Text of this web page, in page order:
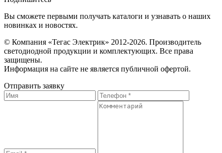
Вы сможете первыми получать каталоги и узнавать о наших
новинках и новостях.
© Компания «Тегас Электрик» 2012-2026. Производитель
светодиодной продукции и комплектующих. Все права
защищены.
Информация на сайте не является публичной офертой.
Отправить заявку